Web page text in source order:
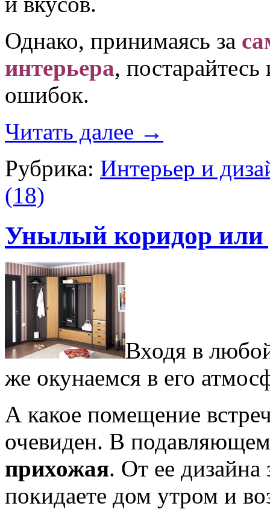
Однако, принимаясь за
интерьера,
ошибок.
Читать далее →
Рубрика: Интерьер и
(18)
Унылый коридор или
Входя в
же окунаемся в его
А какое помещение
очевиден. В
прихожая. От ее дизайна
покидаете дом утром и